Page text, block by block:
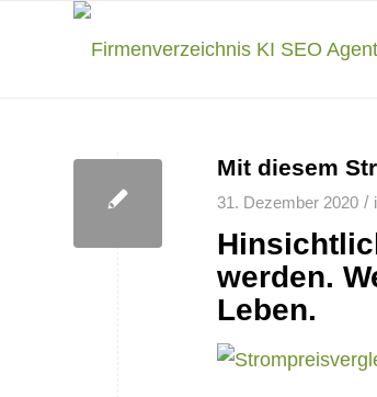
Mit diesem
31. Dezember 2020 /
werden.
Leben.